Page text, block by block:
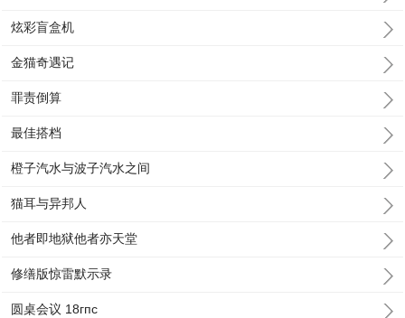
炫彩盲盒机
金猫奇遇记
罪责倒算
最佳搭档
橙子汽水与波子汽水之间
猫耳与异邦人
他者即地狱他者亦天堂
修缮版惊雷默示录
圆桌会议 18гпc